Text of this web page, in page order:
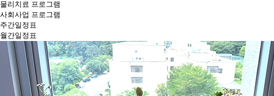
물리치료 프로그램
사회사업 프로그램
주간일정표
월간일정표